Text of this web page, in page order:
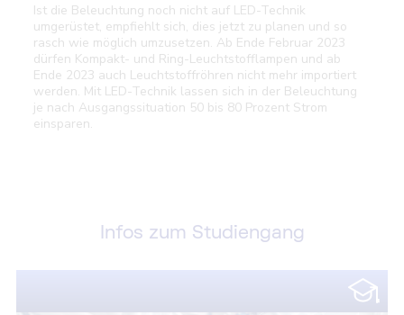
Ist die Beleuchtung noch nicht auf LED-Technik
umgerüstet, empfiehlt sich, dies jetzt zu planen und so
rasch wie möglich umzusetzen. Ab Ende Februar 2023
dürfen Kompakt- und Ring-Leuchtstofflampen und ab
Ende 2023 auch Leuchtstoffröhren nicht mehr importiert
werden. Mit LED-Technik lassen sich in der Beleuchtung
je nach Ausgangssituation 50 bis 80 Prozent Strom
einsparen.
Infos zum Studiengang